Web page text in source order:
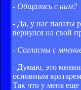
- Общались с ним?
- Да, у нас палаты
вернулся на свой
- Согласны с
- Думаю, это
основным
Так что у меня еще